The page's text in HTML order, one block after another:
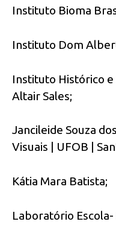
Instituto Bioma
Instituto Dom
Instituto Histórico e
Altair Sales;
Jancileide Souza
Visuais | UFOB |
Kátia Mara Batista;
Laboratório Escola-